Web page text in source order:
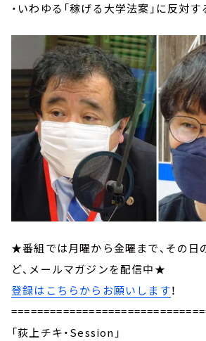
・いわゆる「稼げる大学法案」に反対す
★番組では月曜から金曜まで、その日
ど、メールマガジンを配信中★
登録はこちらからお願いします
「荻上チキ・Session」